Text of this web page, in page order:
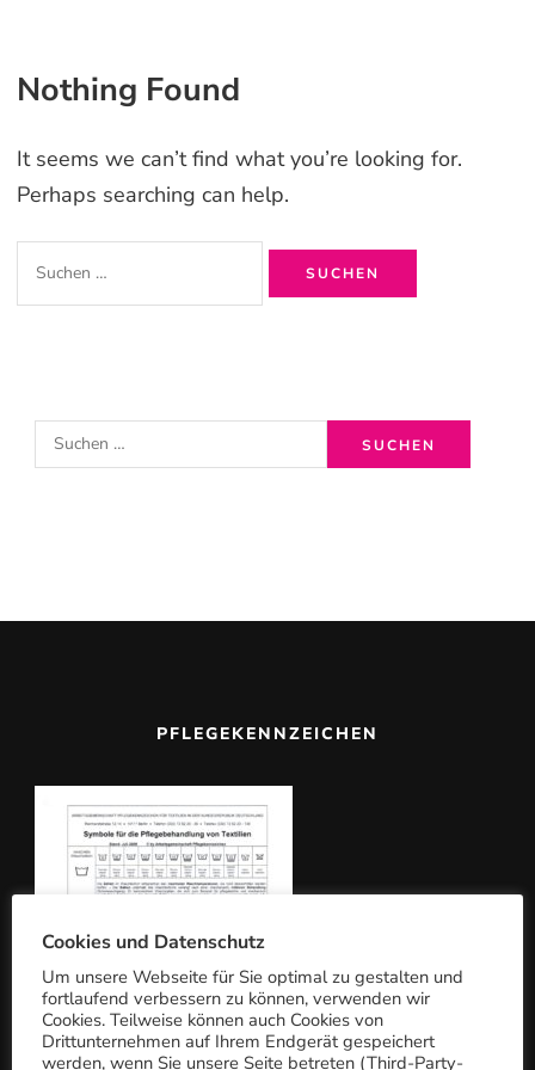
Nothing Found
It seems we can’t find what you’re looking for.
Perhaps searching can help.
u
n
PFLEGEKENNZEICHEN
Cookies und Datenschutz
Um unsere Webseite für Sie optimal zu gestalten und
fortlaufend verbessern zu können, verwenden wir
Cookies. Teilweise können auch Cookies von
Drittunternehmen auf Ihrem Endgerät gespeichert
werden, wenn Sie unsere Seite betreten (Third-Party-